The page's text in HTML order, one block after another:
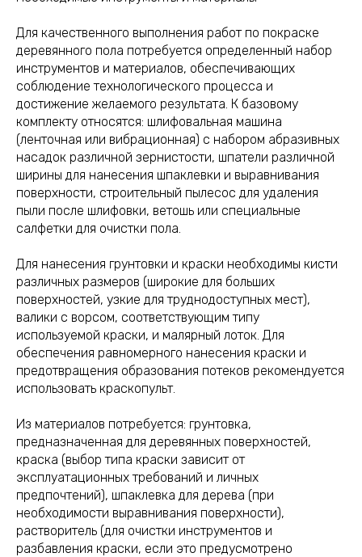
Для качественного выполнения работ по покраске
деревянного пола потребуется определенный набор
инструментов и материалов, обеспечивающих
соблюдение технологического процесса и
достижение желаемого результата. К базовому
комплекту относятся: шлифовальная машина
(ленточная или вибрационная) с набором абразивных
насадок различной зернистости, шпатели различной
ширины для нанесения шпаклевки и выравнивания
поверхности, строительный пылесос для удаления
пыли после шлифовки, ветошь или специальные
салфетки для очистки пола.
Для нанесения грунтовки и краски необходимы кисти
различных размеров (широкие для больших
поверхностей, узкие для труднодоступных мест),
валики с ворсом, соответствующим типу
используемой краски, и малярный лоток. Для
обеспечения равномерного нанесения краски и
предотвращения образования потеков рекомендуется
использовать краскопульт.
Из материалов потребуется: грунтовка,
предназначенная для деревянных поверхностей,
краска (выбор типа краски зависит от
эксплуатационных требований и личных
предпочтений), шпаклевка для дерева (при
необходимости выравнивания поверхности),
растворитель (для очистки инструментов и
разбавления краски, если это предусмотрено